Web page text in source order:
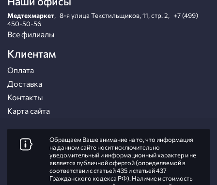
Медтехмаркет, 8-я улица Текстильщиков, 11, стр. 2, +7 (499)
450-50-56
Все филиалы
Клиентам
Оплата
Доставка
Контакты
Карта сайта
Обращаем Ваше внимание на то, что информация
на данном сайте носит исключительно
уведомительный и информационный характер и не
является публичной офертой (определяемой в
соответствии с статьей 435 и статьей 437
Гражданского кодекса РФ). Наличие и стоимость